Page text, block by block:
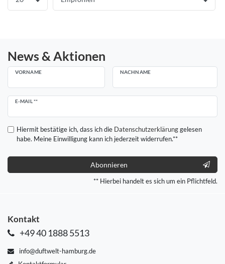
News & Aktionen
VORNAME NACHNAME
E-MAIL **
Newsletter
Hiermit bestätige ich, dass ich die Daten­schutz­erklärunggelesen
habe. Meine Einwilligung kann ich jederzeit widerrufen.**
Abonnieren
** Hierbei handelt es sich um ein Pflichtfeld.
Kontakt
+49 40 1888 5513
info@duftwelt-hamburg.de